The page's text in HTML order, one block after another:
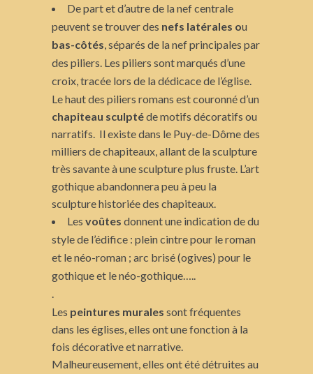
De part et d’autre de la nef centrale
peuvent se trouver des nefs latérales ou
bas-côtés , séparés de la nef principales par
des piliers. Les piliers sont marqués d’une
croix, tracée lors de la dédicace de l’église.
Le haut des piliers romans est couronné d’un
chapiteau sculptéde motifs décoratifs ou
narratifs. Il existe dans le Puy-de-Dôme des
milliers de chapiteaux, allant de la sculpture
très savante à une sculpture plus fruste. L’art
gothique abandonnera peu à peu la
sculpture historiée des chapiteaux.
Les voûtes donnent une indication de du
style de l’édifice : plein cintre pour le roman
et le néo-roman ; arc brisé (ogives) pour le
gothique et le néo-gothique…..
Les peintures murales sont fréquentes
dans les églises, elles ont une fonction à la
fois décorative et narrative.
Malheureusement, elles ont été détruites au